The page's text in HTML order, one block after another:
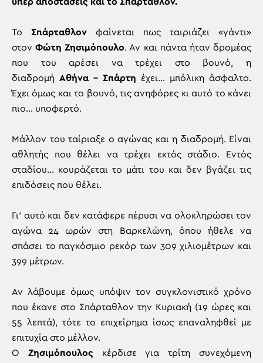
Το Σπάρταθλον φαίνεται πως ταιριάζει «γάντι»
στονΦώτη Ζησιμόπουλο. Αν και πάντα ήταν δρομέας
που του αρέσει να τρέχει στο βουνό, η
διαδρομή Αθήνα – Σπάρτη έχει… μπόλικη άσφαλτο.
Έχει όμως και το βουνό, τις ανηφόρες κι αυτό το κάνει
πιο… υποφερτό.
Μάλλον του ταίριαξε ο αγώνας και η διαδρομή. Είναι
αθλητής που θέλει να τρέχει εκτός στάδιο. Εντός
σταδίου… κουράζεται το μάτι του και δεν βγάζει τις
επιδόσεις που θέλει.
Γι’ αυτό και δεν κατάφερε πέρυσι να ολοκληρώσει τον
αγώνα 24 ωρών στη Βαρκελώνη, όπου ήθελε να
σπάσει το παγκόσμιο ρεκόρ των 309 χιλιομέτρων και
399 μέτρων.
Αν λάβουμε όμως υπόψιν τον συγκλονιστικό χρόνο
που έκανε στο Σπάρταθλον την Κυριακή (19 ώρες και
55 λεπτά), τότε το επιχείρημα ίσως επαναληφθεί με
επιτυχία στο μέλλον.
Ο Ζησιμόπουλος κέρδισε για τρίτη συνεχόμενη